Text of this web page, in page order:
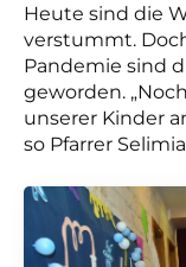
Heute sind die
verstummt.
Pandemie sind
geworden.
unserer Kinder
so Pfarrer